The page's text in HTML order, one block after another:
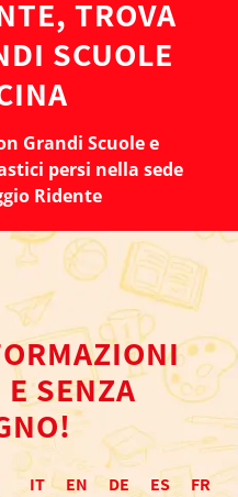
TROVA
SCUOLE
Grandi Scuole e
persi nella sede
Ridente
SENZA
IT EN DE ES FR